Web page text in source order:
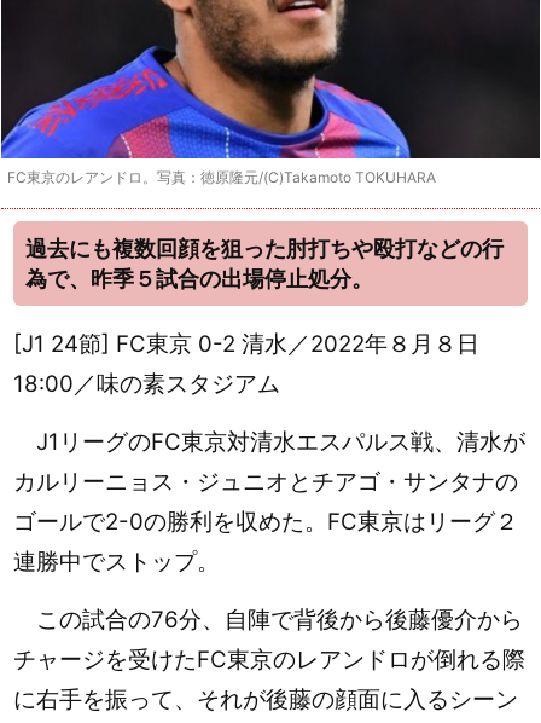
FC東京のレアンドロ。写真：徳原隆元/(C)Takamoto TOKUHARA
過去にも複数回顔を狙った肘打ちや殴打などの行
為で、昨季５試合の出場停止処分。
[J1 24節] FC東京 0-2 清水／2022年８月８日
18:00／味の素スタジアム
J1リーグのFC東京対清水エスパルス戦、清水が
カルリーニョス・ジュニオとチアゴ・サンタナの
ゴールで2-0の勝利を収めた。FC東京はリーグ２
連勝中でストップ。
この試合の76分、自陣で背後から後藤優介から
チャージを受けたFC東京のレアンドロが倒れる際
に右手を振って、それが後藤の顔面に入るシーン